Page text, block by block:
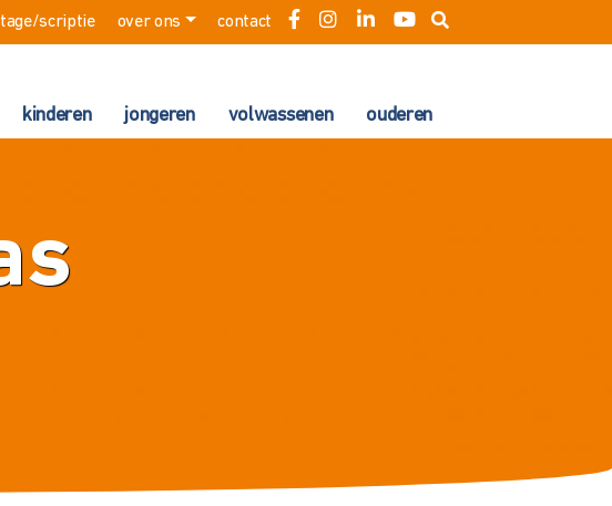
scriptie over ons contact
kinderen jongeren volwassenen ouderen